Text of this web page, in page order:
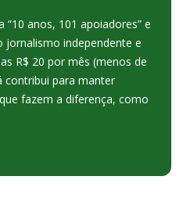
“10 anos, 101 apoiadores” e
independente e
R$ 20 por mês (menos de
contribui para manter
fazem a diferença, como